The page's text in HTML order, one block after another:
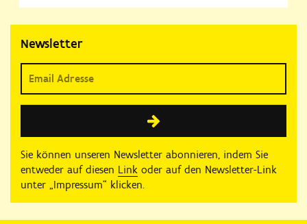
26. Februar 2026
25. Februar 2026 Würzburg
24. Februar 2026
23. Februar 2026 Ingelheim
21. Februar 2026 Darmstadt
Heidelberg
19. Februar 2026 Wolfenbüttel
18. Februar 2026 Osterholz-Scharmbeck
17. Februar 2026
Bremen
16. Februar 2026 Bielefeld
Newsletter
Sie können unseren Newsletter abonnieren, indem Sie
entweder auf diesen Link oder auf den Newsletter-Link
unter „Impressum“ klicken.